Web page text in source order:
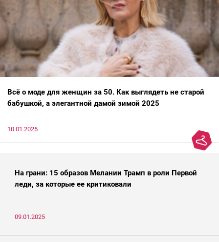
Всё о моде для женщин за 50. Как выглядеть не старой
бабушкой, а элегантной дамой зимой 2025
10.01.2025
На грани: 15 образов Мелании Трамп в роли Первой
леди, за которые ее критиковали
09.01.2025